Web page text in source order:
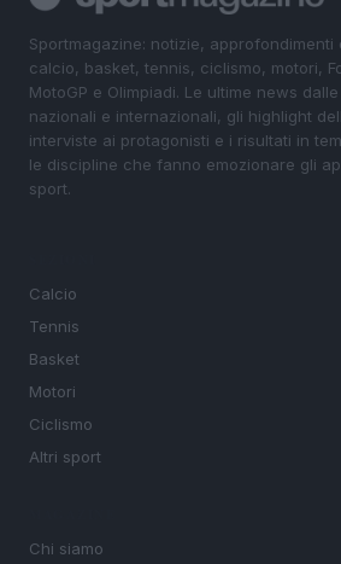
Sportmagazine: notizie,
calcio, basket, tennis, ciclismo, motori,
MotoGP e Olimpiadi. Le ultime news
nazionali e internazionali, gli highlight
interviste ai protagonisti e i risultati in
le discipline che fanno emozionare gli
sport.
Calcio
Tennis
Basket
Motori
Ciclismo
Altri sport
Chi siamo